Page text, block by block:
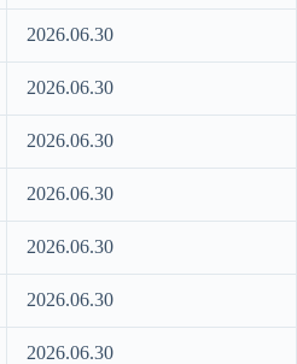
2026.06.30
2026.06.30
2026.06.30
2026.06.30
2026.06.30
2026.06.30
2026.06.30